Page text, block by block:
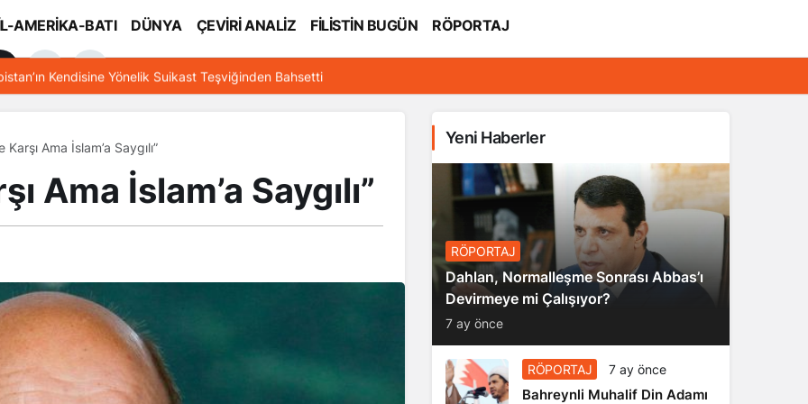
AMERİKA-BATI DÜNYA ÇEVİRİ ANALİZ FİLİSTİN BUGÜN RÖPORTAJ
Kendisine Yönelik Suikast Teşviğinden Bahsetti
Ama İslam’a Saygılı”
Ama İslam’a Saygılı”
Yeni Haberler
RÖPORTAJ
Dahlan, Normalleşme Sonrası Abbas’ı
Devirmeye mi Çalışıyor?
7 ay önce
RÖPORTAJ 7 ay önce
Bahreynli Muhalif Din Adamı